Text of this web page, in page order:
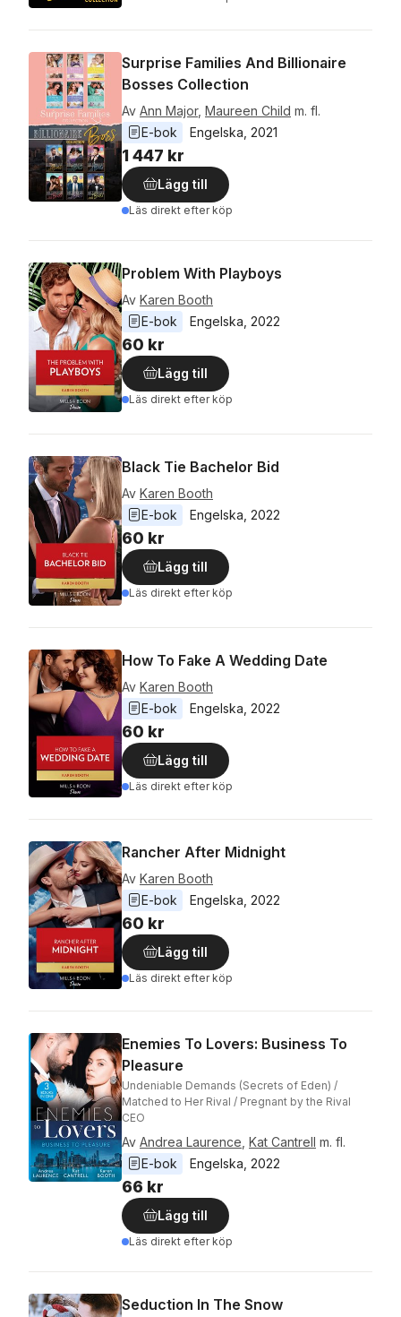
Surprise Families And Billionaire
Bosses Collection
Av Ann Major, Maureen Child m. fl.
E-bok
Engelska 2021
1 447 kr
Lägg till
Läs direkt efter köp
Problem With Playboys
Av Karen Booth
E-bok
Engelska 2022
60 kr
Lägg till
Läs direkt efter köp
Black Tie Bachelor Bid
Av Karen Booth
E-bok
Engelska 2022
60 kr
Lägg till
Läs direkt efter köp
How To Fake A Wedding Date
Av Karen Booth
E-bok
Engelska 2022
60 kr
Lägg till
Läs direkt efter köp
Rancher After Midnight
Av Karen Booth
E-bok
Engelska 2022
60 kr
Lägg till
Läs direkt efter köp
Enemies To Lovers: Business To
Pleasure
Undeniable Demands (Secrets of Eden) /
Matched to Her Rival / Pregnant by the Rival
CEO
Av Andrea Laurence Kat Cantrell m. fl.
E-bok
Engelska 2022
66 kr
Lägg till
Läs direkt efter köp
Seduction In The Snow